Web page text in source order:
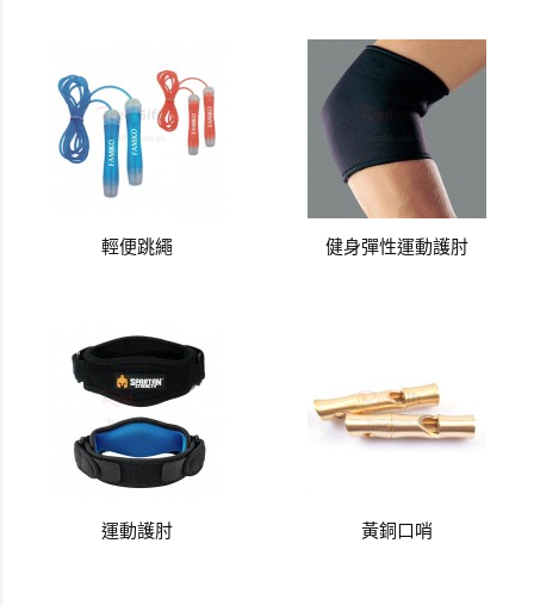
輕便跳繩 健身彈性運動護肘
運動護肘 黃銅口哨